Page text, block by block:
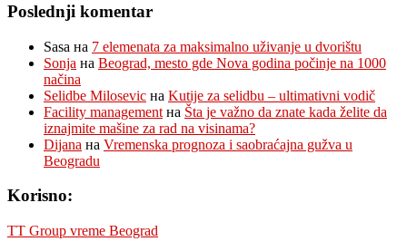
Poslednji komentar
Sasa на 7 elemenata za maksimalno uživanje u dvorištu
Sonja на Beograd, mesto gde Nova godina počinje na 1000
načina
Selidbe Milosevic на Kutije za selidbu – ultimativni vodič
Facility management на Šta je važno da znate kada želite da
iznajmite mašine za rad na visinama?
Dijana на Vremenska prognoza i saobraćajna gužva u
Beogradu
Korisno:
TT Group vreme Beograd